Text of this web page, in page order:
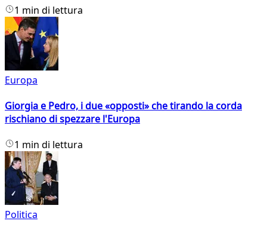
1 min di lettura
Europa
Giorgia e Pedro, i due «opposti» che tirando la corda
rischiano di spezzare l'Europa
1 min di lettura
Politica